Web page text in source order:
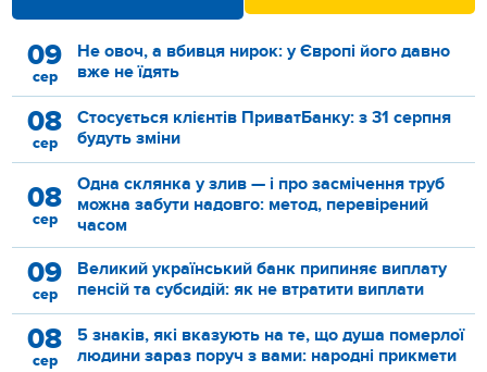
09
сер
Не овоч, а вбивця нирок: у Європі його давно
вже не їдять
08
сер
Стосується клієнтів ПриватБанку: з 31 серпня
будуть зміни
08
сер
Одна склянка у злив — і про засмічення труб
можна забути надовго: метод, перевірений
часом
09
сер
Великий український банк припиняє виплату
пенсій та субсидій: як не втратити виплати
08
сер
5 знаків, які вказують на те, що душа померлої
людини зараз поруч з вами: народні прикмети